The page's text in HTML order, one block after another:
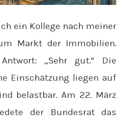
ein Kollege nach meiner
Markt der Immobilien.
„Sehr gut.“ Die
Einschätzung liegen auf
belastbar. Am 22. März
der Bundesrat das